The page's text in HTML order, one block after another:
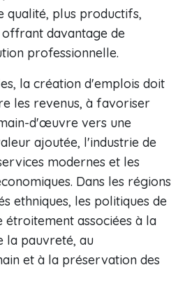
qualité, plus productifs,
davantage de
professionnelle.
la création d'emplois doit
les revenus, à favoriser
d'œuvre vers une
ajoutée, l'industrie de
modernes et les
Dans les régions
ethniques, les politiques de
associées à la
la pauvreté, au
et à la préservation des